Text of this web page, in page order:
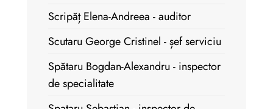
Scripăț Elena-Andreea - auditor
Scutaru George Cristinel - șef serviciu
Spătaru Bogdan-Alexandru - inspector
de specialitate